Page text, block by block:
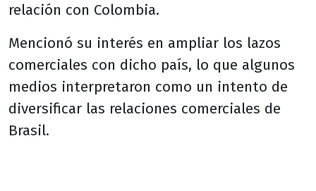
relación con Colombia.
Mencionó su interés en ampliar los lazos
comerciales con dicho país, lo que algunos
medios interpretaron como un intento de
diversificar las relaciones comerciales de
Brasil.